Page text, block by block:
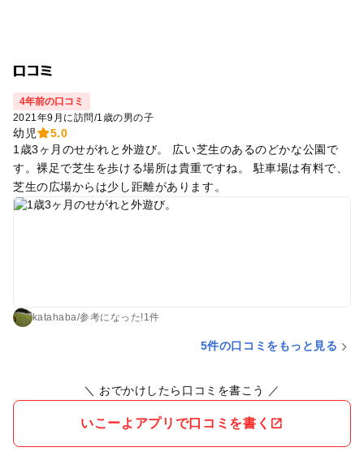
口コミ
4年前の口コミ
2021年9月に訪問/1歳の男の子
幼児
5.0
1歳3ヶ月のせがれと外遊び。 広い芝生のあるのどかな公園で
す。裸足で芝生を歩ける場所は貴重ですね。 駐車場は有料で、
芝生の広場からは少し距離があります。
katahaba/参考に なった!1件
5件の口コミをもっと見る
＼ おでかけしたら口コミを書こう ／
いこーよアプリで口コミを書く